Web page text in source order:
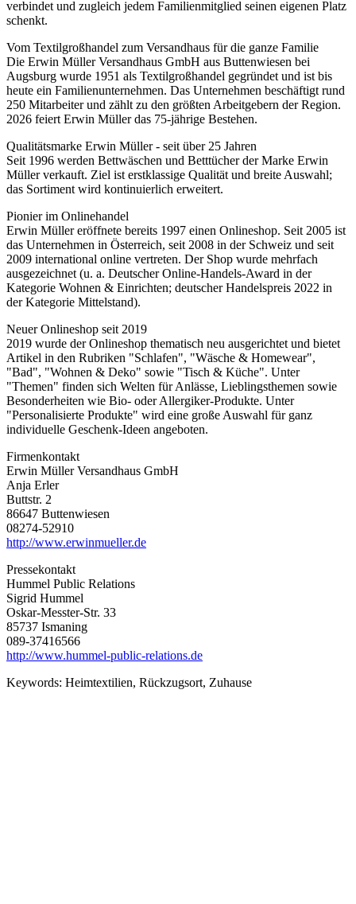
verbindet und zugleich jedem Familienmitglied seinen eigenen Platz
schenkt.
Vom Textilgroßhandel zum Versandhaus für die ganze Familie
Die Erwin Müller Versandhaus GmbH aus Buttenwiesen bei
Augsburg wurde 1951 als Textilgroßhandel gegründet und ist bis
heute ein Familienunternehmen. Das Unternehmen beschäftigt rund
250 Mitarbeiter und zählt zu den größten Arbeitgebern der Region.
2026 feiert Erwin Müller das 75-jährige Bestehen.
Qualitätsmarke Erwin Müller - seit über 25 Jahren
Seit 1996 werden Bettwäschen und Betttücher der Marke Erwin
Müller verkauft. Ziel ist erstklassige Qualität und breite Auswahl;
das Sortiment wird kontinuierlich erweitert.
Pionier im Onlinehandel
Erwin Müller eröffnete bereits 1997 einen Onlineshop. Seit 2005 ist
das Unternehmen in Österreich, seit 2008 in der Schweiz und seit
2009 international online vertreten. Der Shop wurde mehrfach
ausgezeichnet (u. a. Deutscher Online-Handels-Award in der
Kategorie Wohnen & Einrichten; deutscher Handelspreis 2022 in
der Kategorie Mittelstand).
Neuer Onlineshop seit 2019
2019 wurde der Onlineshop thematisch neu ausgerichtet und bietet
Artikel in den Rubriken "Schlafen", "Wäsche & Homewear",
"Bad", "Wohnen & Deko" sowie "Tisch & Küche". Unter
"Themen" finden sich Welten für Anlässe, Lieblingsthemen sowie
Besonderheiten wie Bio- oder Allergiker-Produkte. Unter
"Personalisierte Produkte" wird eine große Auswahl für ganz
individuelle Geschenk-Ideen angeboten.
Firmenkontakt
Erwin Müller Versandhaus GmbH
Anja Erler
Buttstr. 2
86647 Buttenwiesen
08274-52910
http://www.erwinmueller.de
Pressekontakt
Hummel Public Relations
Sigrid Hummel
Oskar-Messter-Str. 33
85737 Ismaning
089-37416566
http://www.hummel-public-relations.de
Keywords: Heimtextilien, Rückzugsort, Zuhause